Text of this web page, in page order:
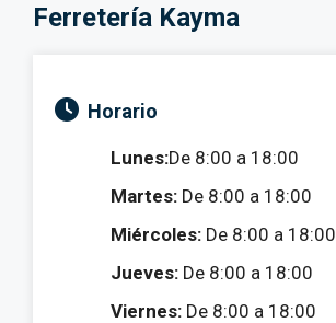
Ferretería Kayma
Horario
Lunes:De 8:00 a 18:00
Martes: De 8:00 a 18:00
Miércoles: De 8:00 a 18:00
Jueves: De 8:00 a 18:00
Viernes: De 8:00 a 18:00